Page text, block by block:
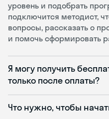
уровень и подобрать
подключится методист,
вопросы, рассказать о
и помочь сформировать
Я могу получить
только после оплаты?
Что нужно, чтобы